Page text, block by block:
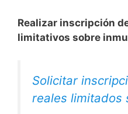
Realizar inscripción
limitativos sobre
Solicitar
reales limitados